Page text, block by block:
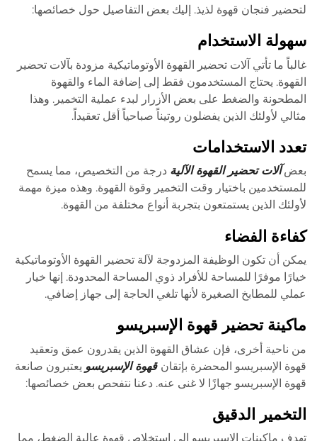
لتحضير فنجان قهوة لذيذ. إليك بعض التفاصيل حول خصائصها:
سهولة الاستخدام
غالباً ما تأتي آلات تحضير القهوة الأوتوماتيكية مزودة بآلات تحضير
القهوة. يحتاج المستخدمون فقط إلى إضافة الماء والقهوة
المطحونة والضغط على بعض الأزرار لبدء عملية التخمير. وهذا
مثالي لأولئك الذين يفضلون روتيناً صباحياً أقل تعقيداً.
تعدد الاستخدامات
بعضآلات تحضير القهوة الآلية درجة من التخصيص، مما يسمح
للمستخدمين باختيار وقت التخمير وقوة القهوة. وهذه ميزة مهمة
لأولئك الذين يستمتعون بتجربة أنواع مختلفة من القهوة.
كفاءة الفضاء
يمكن أن تكون الوظيفة المزدوجة لآلة تحضير القهوة الأوتوماتيكية
خيارًا موفرًا للمساحة للأفراد ذوي المساحة المحدودة. إنها خيار
عملي للمطابخ الصغيرة لأنها تلغي الحاجة إلى جهاز إضافي.
ماكينة تحضير قهوة الإسبريسو
من ناحية أخرى، فإن عشاق القهوة الذين يقدرون عمق وتعقيد
قهوة الإسبريسو المحضرة بإتقان قهوة الإسبريسو يعتبرون صانعة
قهوة الإسبريسو جهازًا لا غنى عنه. دعنا نتفحص بعض خصائصها:
التخمير الدقيق
تهدف ماكينات الإسبريسو إلى استخلاص قهوة عالية الضغط، مما